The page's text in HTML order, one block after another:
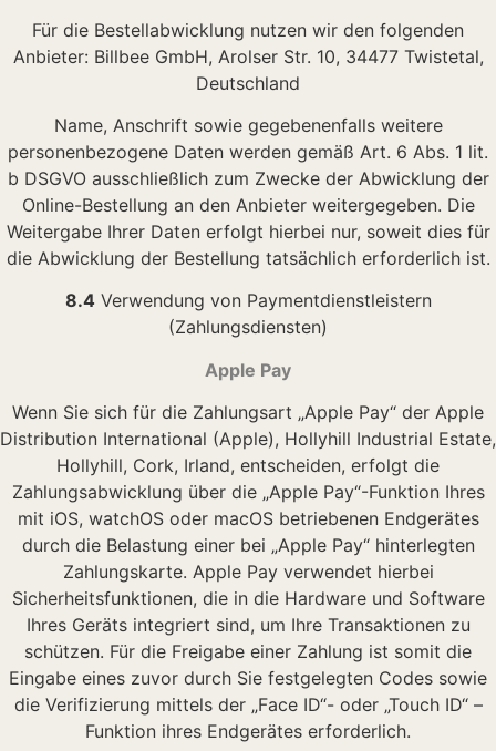
Für die Bestellabwicklung nutzen wir den folgenden
Anbieter: Billbee GmbH, Arolser Str. 10, 34477 Twistetal,
Deutschland
Name, Anschrift sowie gegebenenfalls weitere
personenbezogene Daten werden gemäß Art. 6 Abs. 1 lit.
b DSGVO ausschließlich zum Zwecke der Abwicklung der
Online-Bestellung an den Anbieter weitergegeben. Die
Weitergabe Ihrer Daten erfolgt hierbei nur, soweit dies für
die Abwicklung der Bestellung tatsächlich erforderlich ist.
8.4Verwendung von Paymentdienstleistern
(Zahlungsdiensten)
Apple Pay
Wenn Sie sich für die Zahlungsart „Apple Pay“ der Apple
Distribution International (Apple), Hollyhill Industrial Estate,
Hollyhill, Cork, Irland, entscheiden, erfolgt die
Zahlungsabwicklung über die „Apple Pay“-Funktion Ihres
mit iOS, watchOS oder macOS betriebenen Endgerätes
durch die Belastung einer bei „Apple Pay“ hinterlegten
Zahlungskarte. Apple Pay verwendet hierbei
Sicherheitsfunktionen, die in die Hardware und Software
Ihres Geräts integriert sind, um Ihre Transaktionen zu
schützen. Für die Freigabe einer Zahlung ist somit die
Eingabe eines zuvor durch Sie festgelegten Codes sowie
die Verifizierung mittels der „Face ID“- oder „Touch ID“ –
Funktion ihres Endgerätes erforderlich.